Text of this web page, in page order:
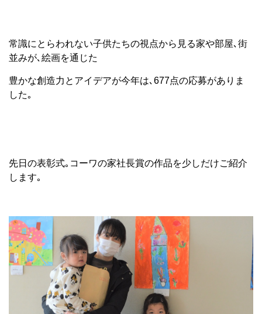
常識にとらわれない子供たちの視点から見る家や部屋､街
並みが､絵画を通じた
豊かな創造力とアイデアが今年は､677点の応募がありま
した｡
先日の表彰式｡コーワの家社長賞の作品を少しだけご紹介
します｡